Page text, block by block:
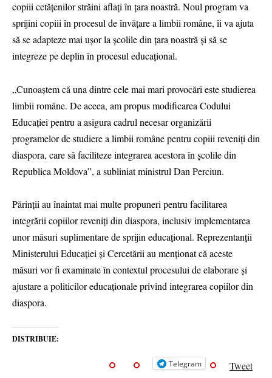
copiii cetățenilor străini aflați în țara noastră. Noul program va
sprijini copiii în procesul de învățare a limbii române, îi va ajuta
să se adapteze mai ușor la școlile din țara noastră și să se
integreze pe deplin în procesul educațional.
„Cunoaștem că una dintre cele mai mari provocări este studierea
limbii române. De aceea, am propus modificarea Codului
Educației pentru a asigura cadrul necesar organizării
programelor de studiere a limbii române pentru copiii reveniți din
diaspora, care să faciliteze integrarea acestora în școlile din
Republica Moldova”, a subliniat ministrul Dan Perciun.
Părinții au înaintat mai multe propuneri pentru facilitarea
integrării copiilor reveniți din diaspora, inclusiv implementarea
unor măsuri suplimentare de sprijin educațional. Reprezentanții
Ministerului Educației și Cercetării au menționat că aceste
măsuri vor fi examinate în contextul procesului de elaborare și
ajustare a politicilor educaționale privind integrarea copiilor din
diaspora.
DISTRIBUIE:
Telegram Tweet